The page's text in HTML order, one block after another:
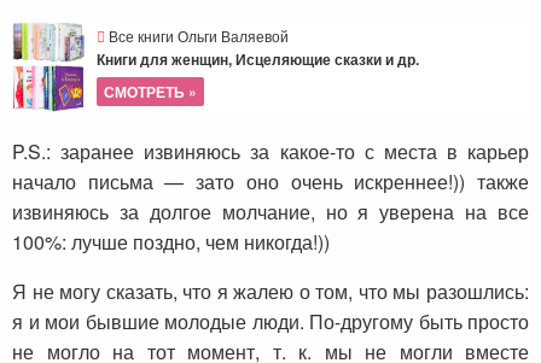
Все книги Ольги Валяевой
Книги для женщин, Исцеляющие сказки и др.
СМОТРЕТЬ »
P.S.: заранее извиняюсь за какое-то с места в карьер
начало письма — зато оно очень искреннее!)) также
извиняюсь за долгое молчание, но я уверена на все
100%: лучше поздно, чем никогда!))
Я не могу сказать, что я жалею о том, что мы разошлись:
я и мои бывшие молодые люди. По-другому быть просто
не могло на тот момент, т. к. мы не могли вместе